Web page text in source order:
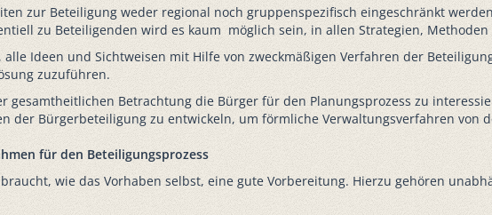
zur Beteiligung weder regional noch gruppenspezifisch eingeschränkt
zu Beteiligenden wird es kaum möglich sein, in allen Strategien,
alle Ideen und Sichtweisen mit Hilfe von zweckmäßigen Verfahren der
zuzuführen.
gesamtheitlichen Betrachtung die Bürger für den Planungsprozess zu
der Bürgerbeteiligung zu entwickeln, um förmliche Verwaltungsverfahren von
für den Beteiligungsprozess
wie das Vorhaben selbst, eine gute Vorbereitung. Hierzu gehören